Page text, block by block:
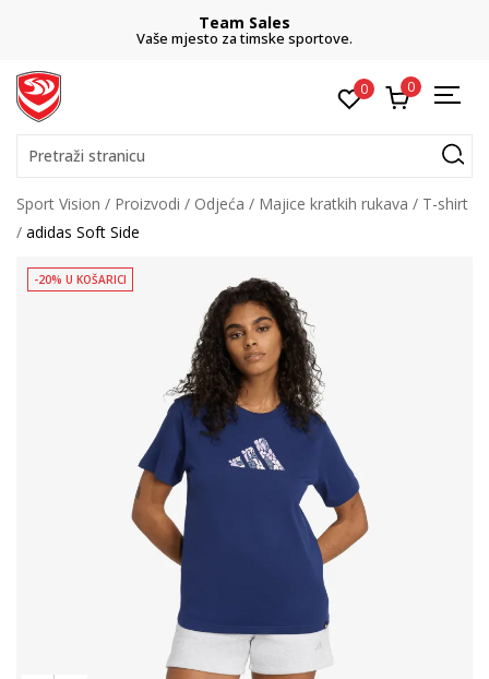
Team Sales
Vaše mjesto za timske sportove.
0 0
Pretraži stranicu
Sport Vision Proizvodi Odjeća Majice kratkih rukava
T-shirt
adidas Soft Side
-20% U KOŠARICI